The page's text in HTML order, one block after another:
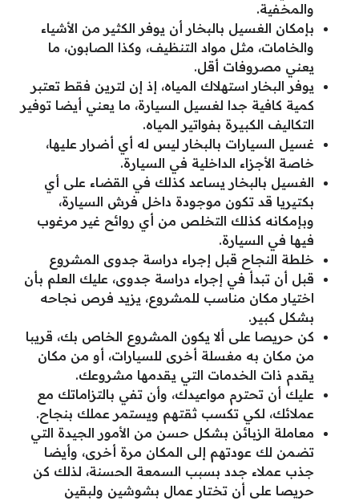
والمخفية.
بإمكان الغسيل بالبخار أن يوفر الكثير من الأشياء
والخامات، مثل مواد التنظيف، وكذا الصابون، ما
يعني مصروفات أقل.
يوفر البخار استهلاك المياه، إذ إن لترين فقط تعتبر
كمية كافية جدا لغسيل السيارة، ما يعني أيضا توفير
التكاليف الكبيرة بفواتير المياه.
غسيل السيارات بالبخار ليس له أي أضرار عليها،
خاصة الأجزاء الداخلية في السيارة.
الغسيل بالبخار يساعد كذلك في القضاء على أي
بكتيريا قد تكون موجودة داخل فرش السيارة،
وبإمكانه كذلك التخلص من أي روائح غير مرغوب
فيها في السيارة.
خلطة النجاح قبل إجراء دراسة جدوى المشروع
قبل أن تبدأ في إجراء دراسة جدوى، عليك العلم بأن
اختيار مكان مناسب للمشروع، يزيد فرص نجاحه
بشكل كبير.
كن حريصا على ألا يكون المشروع الخاص بك، قريبا
من مكان به مغسلة أخرى للسيارات، أو من مكان
يقدم ذات الخدمات التي يقدمها مشروعك.
عليك أن تحترم مواعيدك، وأن تفي بالتزاماتك مع
عملائك، لكي تكسب ثقتهم ويستمر عملك بنجاح.
معاملة الزبائن بشكل حسن من الأمور الجيدة التي
تضمن لك عودتهم إلى المكان مرة أخرى، وأيضا
جذب عملاء جدد بسبب السمعة الحسنة، لذلك كن
حريصا على أن تختار عمال بشوشين ولبقين